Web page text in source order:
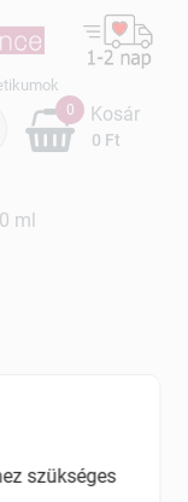
0
0 Ft
Kosár
ml
szükséges